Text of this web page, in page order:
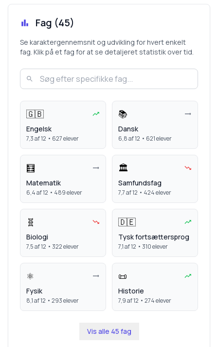
Fag (45)
Se karaktergennemsnit og udvikling for hvert enkelt
fag. Klik på et fag for at se detaljeret statistik over tid.
🇬🇧
Engelsk
7,3af 12 • 627elever
📚
Dansk
6,8af 12 • 621elever
🧮
Matematik
6,4af 12 • 489elever
🏛️
Samfundsfag
7,7af 12 • 424elever
🧬
Biologi
7,5af 12 • 322elever
🇩🇪
Tysk fortsættersprog
7,1af 12 • 310elever
⚛️
Fysik
8,1af 12 • 293elever
📜
Historie
7,9af 12 • 274elever
Vis alle 45 fag